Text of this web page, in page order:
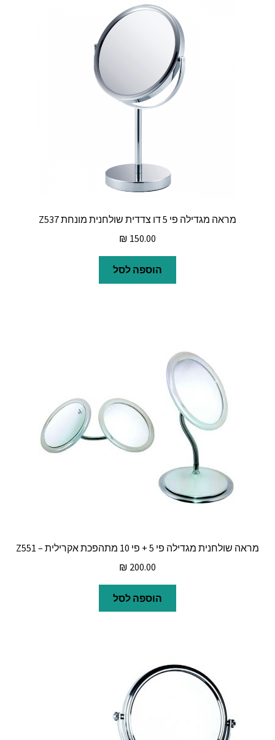
מראה מגדילה פי 5 דו צדדית שולחנית מונחת Z537
₪ 150.00
הוספה לסל
מראה שולחנית מגדילה פי 5 + פי 10 מתהפכת אקרילית – Z551
₪ 200.00
הוספה לסל